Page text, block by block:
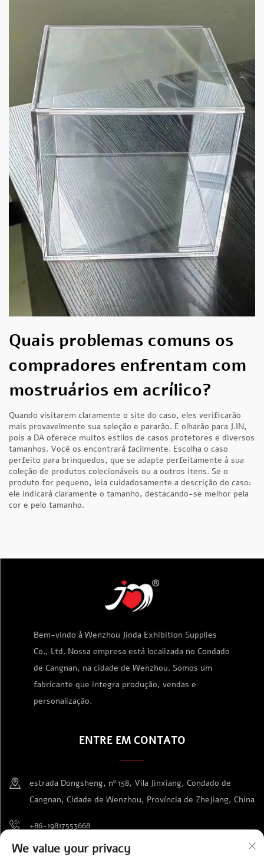
Quais problemas comuns os
compradores enfrentam com
mostruários em acrílico?
Quando visitarem claramente o site do caso, eles verificarão
mais provavelmente sua seleção e pararão. E olharão para J.IN,
pois a DA oferece muitos estilos de casos protetores e diversos
tamanhos. Você os encontrará facilmente. Escolha o caso
perfeito para brinquedos, que se adapte perfeitamente à sua
coleção de produtos colecionáveis ou a outros itens. Se o
produto for pequeno, leia cuidadosamente a descrição do caso:
ele indicará claramente o tamanho, destacando-se melhor pela
cor e pelo tamanho.
Bem-vindo à Wenzhou Jinda Exhibition Supplies
Co., Ltd. Nossa empresa está localizada no Condado
de Cangnan, na cidade de Wenzhou. Somos um
fabricante que integra produção, vendas e
personalização.
ENTRE EM CONTATO
estrada Dongsheng, nº 158, Vila Jinxiang, Condado de
Cangnan, Cidade de Wenzhou, Província de Zhejiang, China
+86-19817553668
[email protected]
We value your privacy